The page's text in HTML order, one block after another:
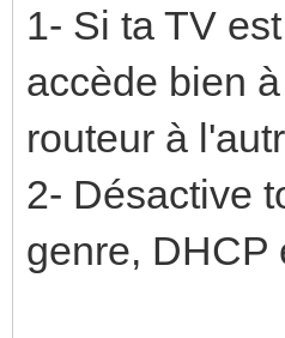
1- Si ta TV
accède bien
routeur à
2- Désactive
genre, DHCP